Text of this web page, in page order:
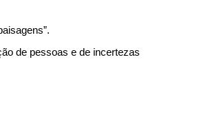
de pessoas e de incertezas